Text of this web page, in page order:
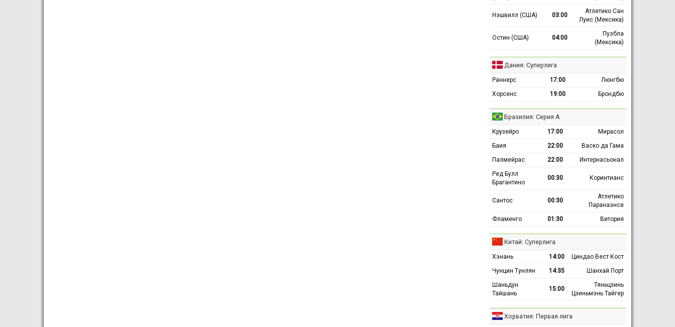
Нэшвилл (США) 03:00
Атлетико Сан
Луис (Мексика)
Остин (США) 04:00
Пуэбла
(Мексика)
Дания: Суперлига
Раннерс 17:00
Люнгбю
Хорсенс
19:00 Брондбю
Бразилия: Серия А
Крузейро 17:00
Мирасол
Баия
22:00
Васко да Гама
Палмейрас
22:00
Интернасьонал
Ред Булл
Брагантино
00:30 Коринтианс
Сантос 00:30
Атлетико
Паранаэнсе
Фламенго
01:30 Витория
Китай: Суперлига
Хэнань 14:00
Циндао Вест Кост
Чунцин Тунлян
14:35
Шанхай Порт
Шаньдун
Тайшань
15:00
Тяньцзинь
Цзиньмэнь Тайгер
Хорватия: Первая лига